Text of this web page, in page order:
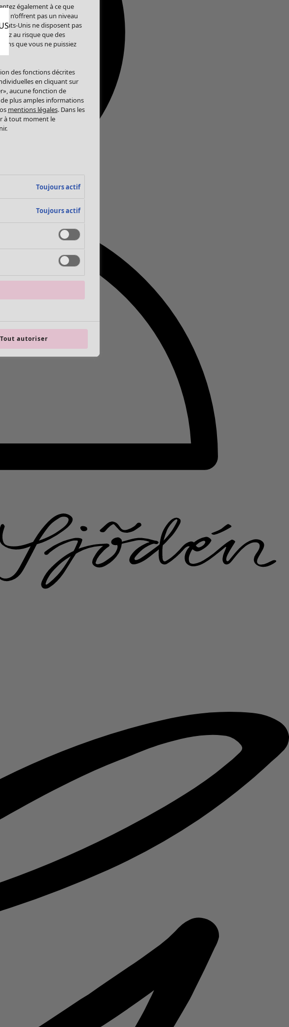
également à ce que
n’offrent pas un niveau
Unis ne disposent pas
au risque que des
que vous ne puissiez
des fonctions décrites
en cliquant sur
aucune fonction de
plus amples informations
mentions légales. Dans les
à tout moment le
Toujours actif
Toujours actif
Tout autoriser